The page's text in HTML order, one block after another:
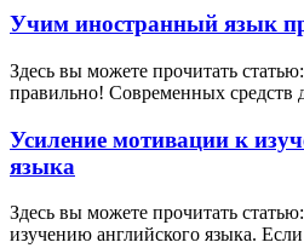
Учим иностранный язык
Здесь вы можете прочитать
правильно! Современных средств
Усиление мотивации к
языка
Здесь вы можете прочитать
изучению английского языка.